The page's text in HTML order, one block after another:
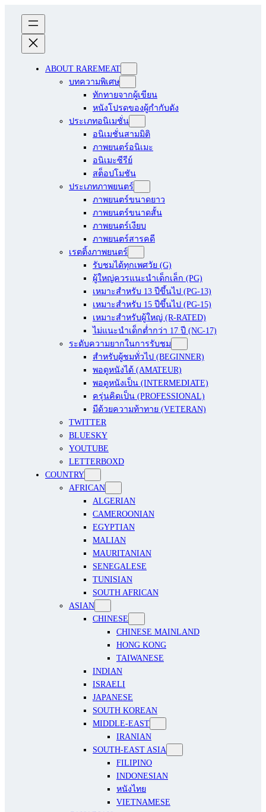
ABOUT RAREMEAT
บทความพิเศษ
ทักทายจากผู้เขียน
หนังโปรดของผู้กำกับดัง
ประเภทอนิเมชั่น
อนิเมชั่นสามมิติ
ภาพยนตร์อนิเมะ
อนิเมะซีรีย์
สต็อปโมชัน
ประเภทภาพยนตร์
ภาพยนตร์ขนาดยาว
ภาพยนตร์ขนาดสั้น
ภาพยนตร์เงียบ
ภาพยนตร์สารคดี
เรตติ้งภาพยนตร์
รับชมได้ทุกเพศวัย (G)
ผู้ใหญ่ควรแนะนำเด็กเล็ก (PG)
เหมาะสำหรับ 13 ปีขึ้นไป (PG-13)
เหมาะสำหรับ 15 ปีขึ้นไป (PG-15)
เหมาะสำหรับผู้ใหญ่ (R-RATED)
ไม่แนะนำเด็กต่ำกว่า 17 ปี (NC-17)
ระดับความยากในการรับชม
สำหรับผู้ชมทั่วไป (BEGINNER)
พอดูหนังได้ (AMATEUR)
พอดูหนังเป็น (INTERMEDIATE)
ครุ่นคิดเป็น (PROFESSIONAL)
มีด้วยความท้าทาย (VETERAN)
TWITTER
BLUESKY
YOUTUBE
LETTERBOXD
COUNTRY
AFRICAN
ALGERIAN
CAMEROONIAN
EGYPTIAN
MALIAN
MAURITANIAN
SENEGALESE
TUNISIAN
SOUTH AFRICAN
ASIAN
CHINESE
CHINESE MAINLAND
HONG KONG
TAIWANESE
INDIAN
ISRAELI
JAPANESE
SOUTH KOREAN
MIDDLE-EAST
IRANIAN
SOUTH-EAST ASIA
FILIPINO
INDONESIAN
หนังไทย
VIETNAMESE